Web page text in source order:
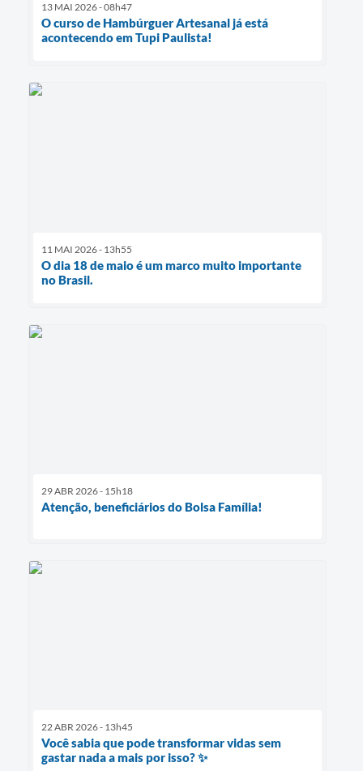
13 MAI 2026 - 08h47
O curso de Hambúrguer Artesanal já está
acontecendo em Tupi Paulista!
11 MAI 2026 - 13h55
O dia 18 de maio é um marco muito importante
no Brasil.
29 ABR 2026 - 15h18
Atenção, beneficiários do Bolsa Família!
22 ABR 2026 - 13h45
Você sabia que pode transformar vidas sem
gastar nada a mais por isso? ✨